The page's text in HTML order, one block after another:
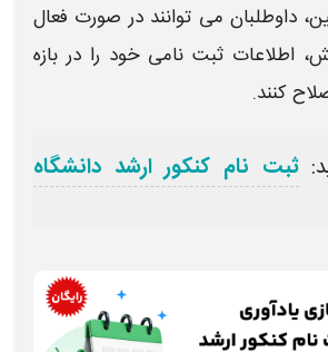
داوطلبان می‌ توانند در صورت فعال
اطلاعات ثبت‌ نامی خود را در بازه
کنند.
ثبت نام کنکور ارشد دانشگاه